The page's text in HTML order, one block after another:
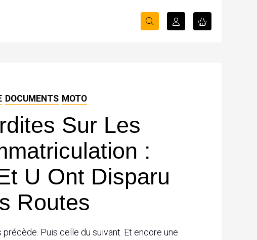
DOCUMENTS MOTO
Sur Les
:
U Ont Disparu
Routes
Puis celle du suivant. Et encore une